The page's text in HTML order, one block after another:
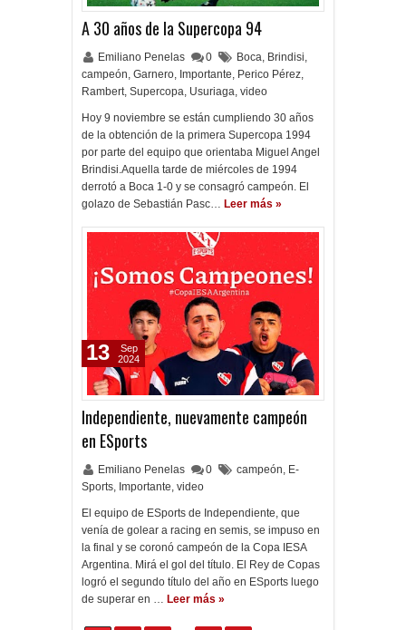
A 30 años de la Supercopa 94
Emiliano Penelas 0 Boca, Brindisi,
campeón, Garnero, Importante, Perico Pérez,
Rambert, Supercopa, Usuriaga, video
Hoy 9 noviembre se están cumpliendo 30 años
de la obtención de la primera Supercopa 1994
por parte del equipo que orientaba Miguel Angel
Brindisi.Aquella tarde de miércoles de 1994
derrotó a Boca 1-0 y se consagró campeón. El
golazo de Sebastián Pasc… Leer más »
Independiente, nuevamente campeón
en ESports
Emiliano Penelas 0 campeón, E-
Sports, Importante, video
El equipo de ESports de Independiente, que
venía de golear a racing en semis, se impuso en
la final y se coronó campeón de la Copa IESA
Argentina. Mirá el gol del título. El Rey de Copas
logró el segundo título del año en ESports luego
de superar en … Leer más »
13
Sep
2024